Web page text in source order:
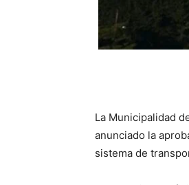
La Municipalidad
anunciado la
sistema de